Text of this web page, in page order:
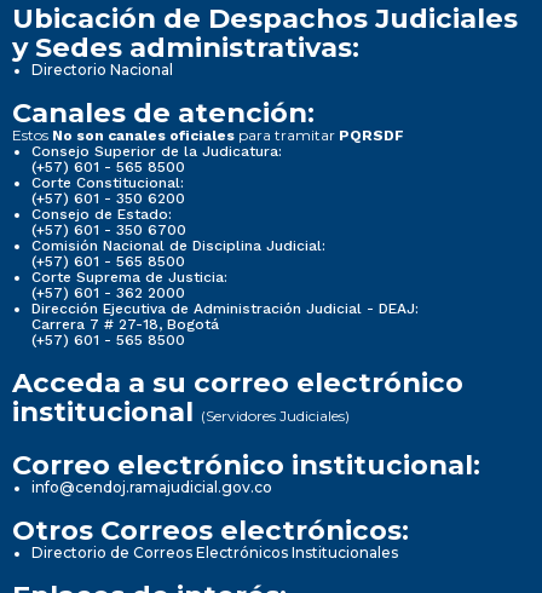
Ubicación de Despachos Judiciales
y Sedes administrativas:
Directorio Nacional
Canales de atención:
Estos No son canales oficiales para tramitar PQRSDF
Consejo Superior de la Judicatura:
(+57) 601 - 565 8500
Corte Constitucional:
(+57) 601 - 350 6200
Consejo de Estado:
(+57) 601 - 350 6700
Comisión Nacional de Disciplina Judicial:
(+57) 601 - 565 8500
Corte Suprema de Justicia:
(+57) 601 - 362 2000
Dirección Ejecutiva de Administración Judicial - DEAJ:
Carrera 7 # 27-18, Bogotá
(+57) 601 - 565 8500
Acceda a su correo electrónico
institucional (Servidores Judiciales)
Correo electrónico institucional:
info@cendoj.ramajudicial.gov.co
Otros Correos electrónicos:
Directorio de Correos Electrónicos Institucionales